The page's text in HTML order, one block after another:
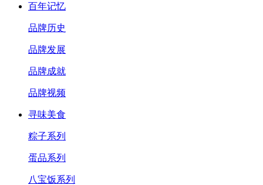
百年记忆
品牌历史
品牌发展
品牌成就
品牌视频
寻味美食
粽子系列
蛋品系列
八宝饭系列